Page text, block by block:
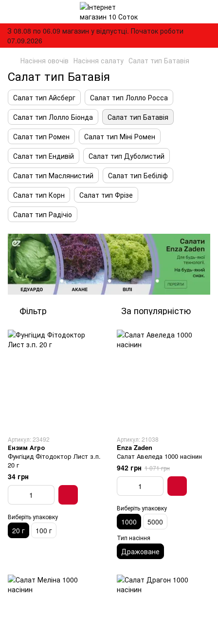
З 08.08 по 06.09 магазин у відпустці. Початок роботи
07.09.2026
Насіння овочів Насіння салату Салат тип Батавія
Салат тип Батавія
Салат тип Айсберг
Салат тип Лолло Росса
Салат тип Лолло Біонда
Салат тип Батавія
Салат тип Ромен
Салат тип Міні Ромен
Салат тип Ендивій
Салат тип Дуболистий
Салат тип Маслянистий
Салат тип Бебіліф
Салат тип Корн
Салат тип Фрізе
Салат тип Радічіо
Фільтр За популярністю
Артикул: 23492
Ензим Агро
Фунгіцид Фітодоктор Лист з.п.
20 г
34 грн
Виберіть упаковку
20 г 100 г
Артикул: 21038
Enza Zaden
Салат Авеледа 1000 насінин
942 грн 1 071 грн
Виберіть упаковку
1000 5000
Тип насіння
Дражоване